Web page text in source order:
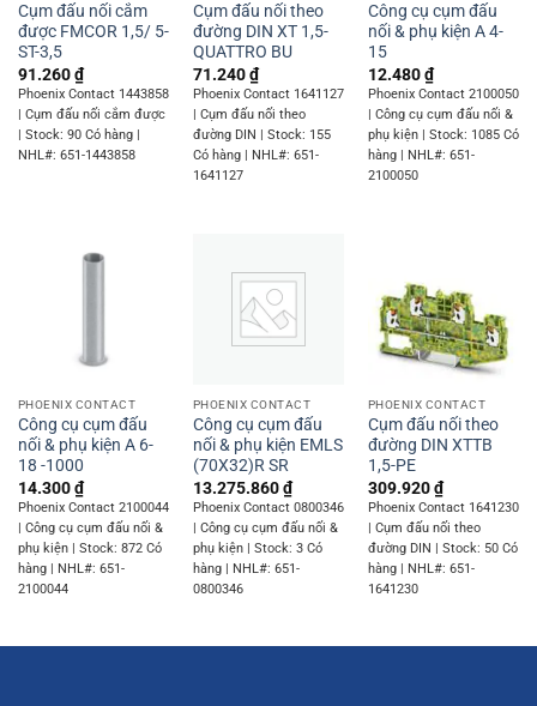
Cụm đấu nối cắm
được FMCOR 1,5/ 5-
ST-3,5
91.260₫
Phoenix Contact 1443858
| Cụm đấu nối cắm được
| Stock: 90 Có hàng |
NHL#: 651-1443858
Cụm đấu nối theo
đường DIN XT 1,5-
QUATTRO BU
71.240₫
Phoenix Contact 1641127
| Cụm đấu nối theo
đường DIN | Stock: 155
Có hàng | NHL#: 651-
1641127
Công cụ cụm đấu
nối & phụ kiện A 4-
15
12.480₫
Phoenix Contact 2100050
| Công cụ cụm đấu nối &
phụ kiện | Stock: 1085 Có
hàng | NHL#: 651-
2100050
PHOENIX CONTACT
Công cụ cụm đấu
nối & phụ kiện A 6-
18 -1000
14.300₫
Phoenix Contact 2100044
| Công cụ cụm đấu nối &
phụ kiện | Stock: 872 Có
hàng | NHL#: 651-
2100044
PHOENIX CONTACT
Công cụ cụm đấu
nối & phụ kiện EMLS
(70X32)R SR
13.275.860₫
Phoenix Contact 0800346
| Công cụ cụm đấu nối &
phụ kiện | Stock: 3 Có
hàng | NHL#: 651-
0800346
PHOENIX CONTACT
Cụm đấu nối theo
đường DIN XTTB
1,5-PE
309.920₫
Phoenix Contact 1641230
| Cụm đấu nối theo
đường DIN | Stock: 50 Có
hàng | NHL#: 651-
1641230